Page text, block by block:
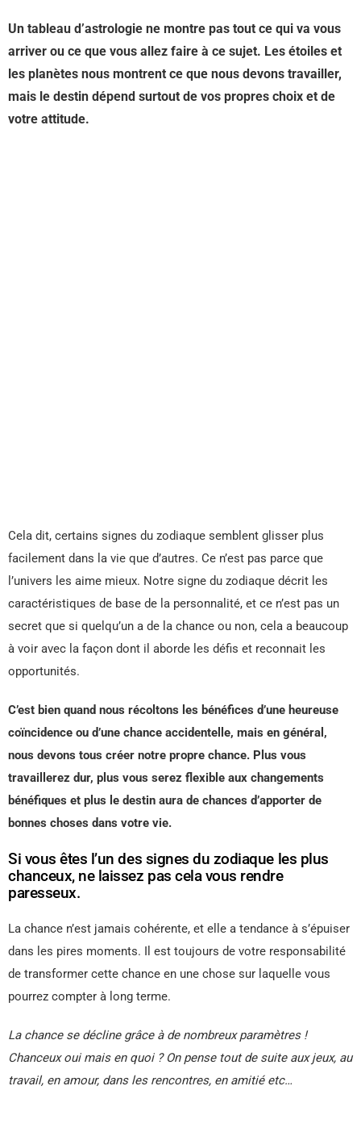
Un tableau d’astrologie ne montre pas tout ce qui va vous
arriver ou ce que vous allez faire à ce sujet. Les étoiles et
les planètes nous montrent ce que nous devons travailler,
mais le destin dépend surtout de vos propres choix et de
votre attitude.
Cela dit, certains signes du zodiaque semblent glisser plus
facilement dans la vie que d’autres. Ce n’est pas parce que
l’univers les aime mieux. Notre signe du zodiaque décrit les
caractéristiques de base de la personnalité, et ce n’est pas un
secret que si quelqu’un a de la chance ou non, cela a beaucoup
à voir avec la façon dont il aborde les défis et reconnait les
opportunités.
C’est bien quand nous récoltons les bénéfices d’une heureuse
coïncidence ou d’une chance accidentelle, mais en général,
nous devons tous créer notre propre chance. Plus vous
travaillerez dur, plus vous serez flexible aux changements
bénéfiques et plus le destin aura de chances d’apporter de
bonnes choses dans votre vie.
Si vous êtes l’un des signes du zodiaque les plus
chanceux, ne laissez pas cela vous rendre
paresseux.
La chance n’est jamais cohérente, et elle a tendance à s’épuiser
dans les pires moments. Il est toujours de votre responsabilité
de transformer cette chance en une chose sur laquelle vous
pourrez compter à long terme.
La chance se décline grâce à de nombreux paramètres !
Chanceux oui mais en quoi ? On pense tout de suite aux jeux, au
travail, en amour, dans les rencontres, en amitié etc…